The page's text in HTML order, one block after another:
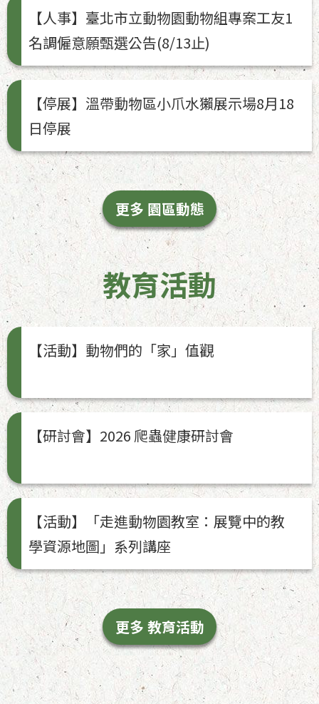
教育活動
【人事】臺北市立動物園動物組專案工友1
名調僱意願甄選公告(8/13止)
【停展】溫帶動物區小爪水獺展示場8月18
日停展
更多 園區動態
【活動】動物們的「家」值觀
【研討會】2026 爬蟲健康研討會
【活動】「走進動物園教室：展覽中的教
學資源地圖」系列講座
更多 教育活動